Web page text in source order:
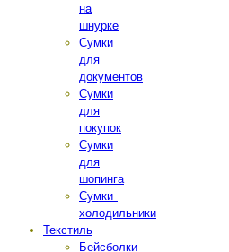
на
шнурке
Сумки
для
документов
Сумки
для
покупок
Сумки
для
шопинга
Сумки-
холодильники
Текстиль
Бейсболки